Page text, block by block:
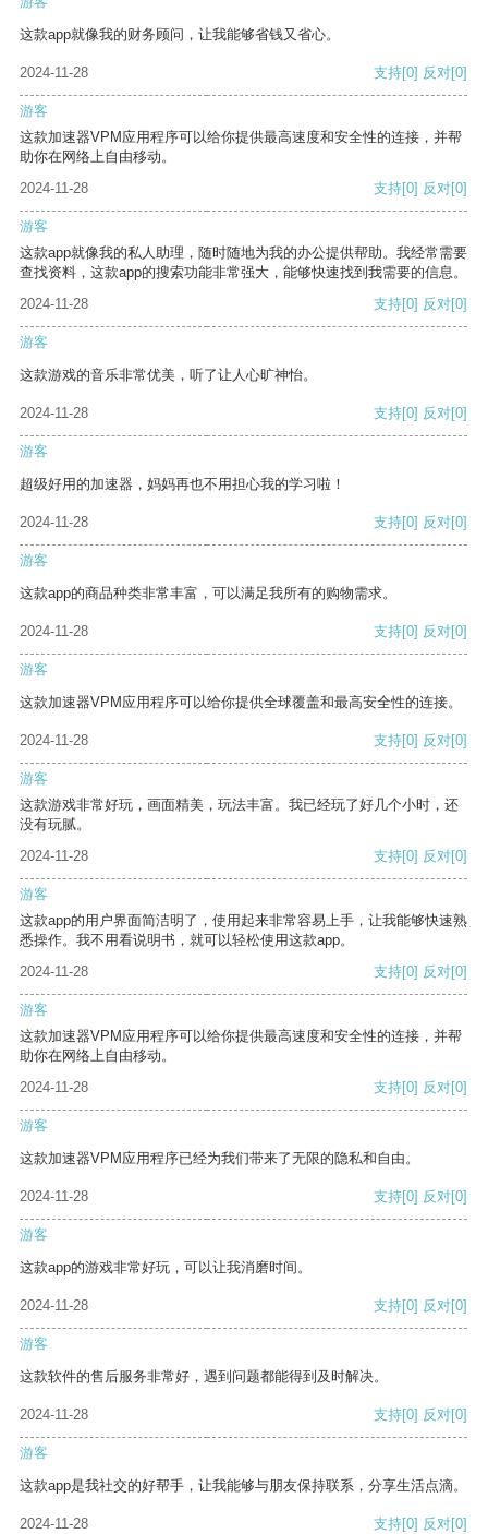
这款app就像我的财务顾问，让我能够省钱又省心。
2024-11-28 支持[0] 反对[0]
游客
这款加速器VPM应用程序可以给你提供最高速度和安全性的连接，并帮
助你在网络上自由移动。
2024-11-28
支持[0] 反对[0]
游客
这款app就像我的私人助理，随时随地为我的办公提供帮助。我经常需要
查找资料，这款app的搜索功能非常强大，能够快速找到我需要的信息。
2024-11-28
支持[0] 反对[0]
游客
这款游戏的音乐非常优美，听了让人心旷神怡。
2024-11-28 支持[0] 反对[0]
游客
超级好用的加速器，妈妈再也不用担心我的学习啦！
2024-11-28 支持[0] 反对[0]
游客
这款app的商品种类非常丰富，可以满足我所有的购物需求。
2024-11-28 支持[0] 反对[0]
游客
这款加速器VPM应用程序可以给你提供全球覆盖和最高安全性的连接。
2024-11-28 支持[0] 反对[0]
游客
这款游戏非常好玩，画面精美，玩法丰富。我已经玩了好几个小时，还
没有玩腻。
2024-11-28
支持[0] 反对[0]
游客
这款app的用户界面简洁明了，使用起来非常容易上手，让我能够快速熟
悉操作。我不用看说明书，就可以轻松使用这款app。
2024-11-28
支持[0] 反对[0]
游客
这款加速器VPM应用程序可以给你提供最高速度和安全性的连接，并帮
助你在网络上自由移动。
2024-11-28
支持[0] 反对[0]
游客
这款加速器VPM应用程序已经为我们带来了无限的隐私和自由。
2024-11-28 支持[0] 反对[0]
游客
这款app的游戏非常好玩，可以让我消磨时间。
2024-11-28 支持[0] 反对[0]
游客
这款软件的售后服务非常好，遇到问题都能得到及时解决。
2024-11-28 支持[0] 反对[0]
游客
这款app是我社交的好帮手，让我能够与朋友保持联系，分享生活点滴。
2024-11-28 支持[0] 反对[0]